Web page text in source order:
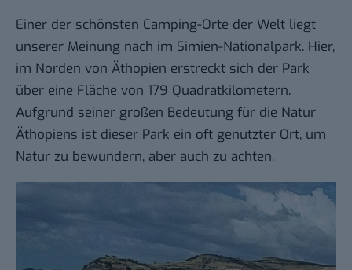
Einer der schönsten Camping-Orte der Welt liegt
unserer Meinung nach im Simien-Nationalpark. Hier,
im Norden von Äthopien erstreckt sich der Park
über eine Fläche von 179 Quadratkilometern.
Aufgrund seiner großen Bedeutung für die Natur
Äthopiens ist dieser Park ein oft genutzter Ort, um
Natur zu bewundern, aber auch zu achten.